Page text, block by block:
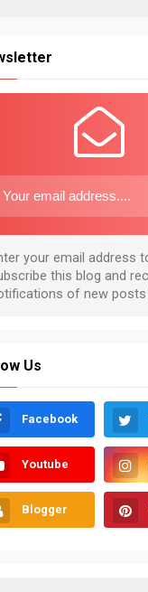
Us
Facebook
Youtube
Blogger